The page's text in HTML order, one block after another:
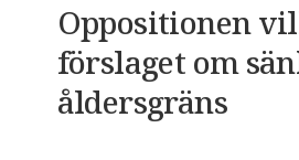
Oppositionen
förslaget om
åldersgräns